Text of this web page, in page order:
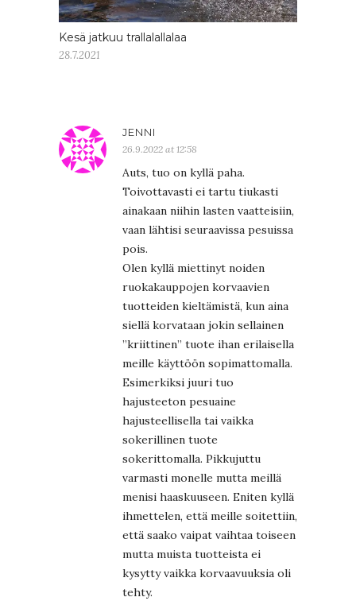
Kesä jatkuu trallalallalaa
28.7.2021
JENNI
26.9.2022 at 12:58
Auts, tuo on kyllä paha.
Toivottavasti ei tartu tiukasti
ainakaan niihin lasten vaatteisiin,
vaan lähtisi seuraavissa pesuissa
pois.
Olen kyllä miettinyt noiden
ruokakauppojen korvaavien
tuotteiden kieltämistä, kun aina
siellä korvataan jokin sellainen
”kriittinen” tuote ihan erilaisella
meille käyttöön sopimattomalla.
Esimerkiksi juuri tuo
hajusteeton pesuaine
hajusteellisella tai vaikka
sokerillinen tuote
sokerittomalla. Pikkujuttu
varmasti monelle mutta meillä
menisi haaskuuseen. Eniten kyllä
ihmettelen, että meille soitettiin,
että saako vaipat vaihtaa toiseen
mutta muista tuotteista ei
kysytty vaikka korvaavuuksia oli
tehty.